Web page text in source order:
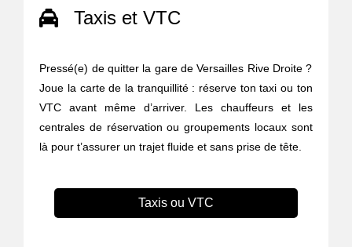
Taxis et VTC
Pressé(e) de quitter la gare de Versailles Rive Droite ?
Joue la carte de la tranquillité : réserve ton taxi ou ton
VTC avant même d’arriver. Les chauffeurs et les
centrales de réservation ou groupements locaux sont
là pour t’assurer un trajet fluide et sans prise de tête.
Taxis ou VTC